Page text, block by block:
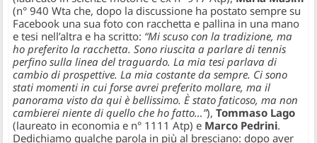
(n° 940 Wta che, dopo la discussione ha postato sempre su
Facebook una sua foto con racchetta e pallina in una mano
e tesi nell’altra e ha scritto: “Mi scuso con la tradizione, ma
ho preferito la racchetta. Sono riuscita a parlare di tennis
perfino sulla linea del traguardo. La mia tesi parlava di
cambio di prospettive. La mia costante da sempre. Ci sono
stati momenti in cui forse avrei preferito mollare, ma il
panorama visto da qui è bellissimo. È stato faticoso, ma non
cambierei niente di quello che ho fatto…”),Tommaso Lago
(laureato in economia e n° 1111 Atp) e Marco Pedrini.
Dedichiamo qualche parola in più al bresciano: dopo aver